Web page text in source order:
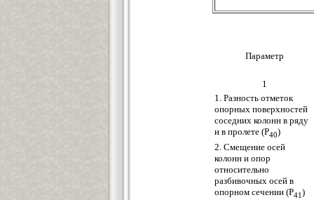
Параметр
1
1. Разность отметок
опорных поверхностей
соседних колонн в ряду
и в пролете (Р40)
2. Смещение осей
колонн и опор
относительно
разбивочных осей в
опорном сечении (Р41)